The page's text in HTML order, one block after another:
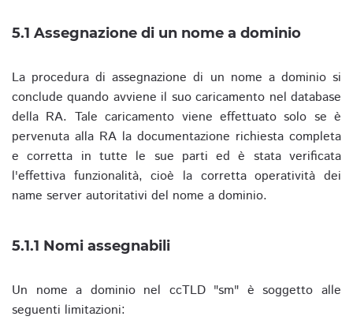
5.1 Assegnazione di un nome a dominio
La procedura di assegnazione di un nome a dominio si
conclude quando avviene il suo caricamento nel database
della RA. Tale caricamento viene effettuato solo se è
pervenuta alla RA la documentazione richiesta completa
e corretta in tutte le sue parti ed è stata verificata
l'effettiva funzionalità, cioè la corretta operatività dei
name server autoritativi del nome a dominio.
5.1.1 Nomi assegnabili
Un nome a dominio nel ccTLD "sm" è soggetto alle
seguenti limitazioni: